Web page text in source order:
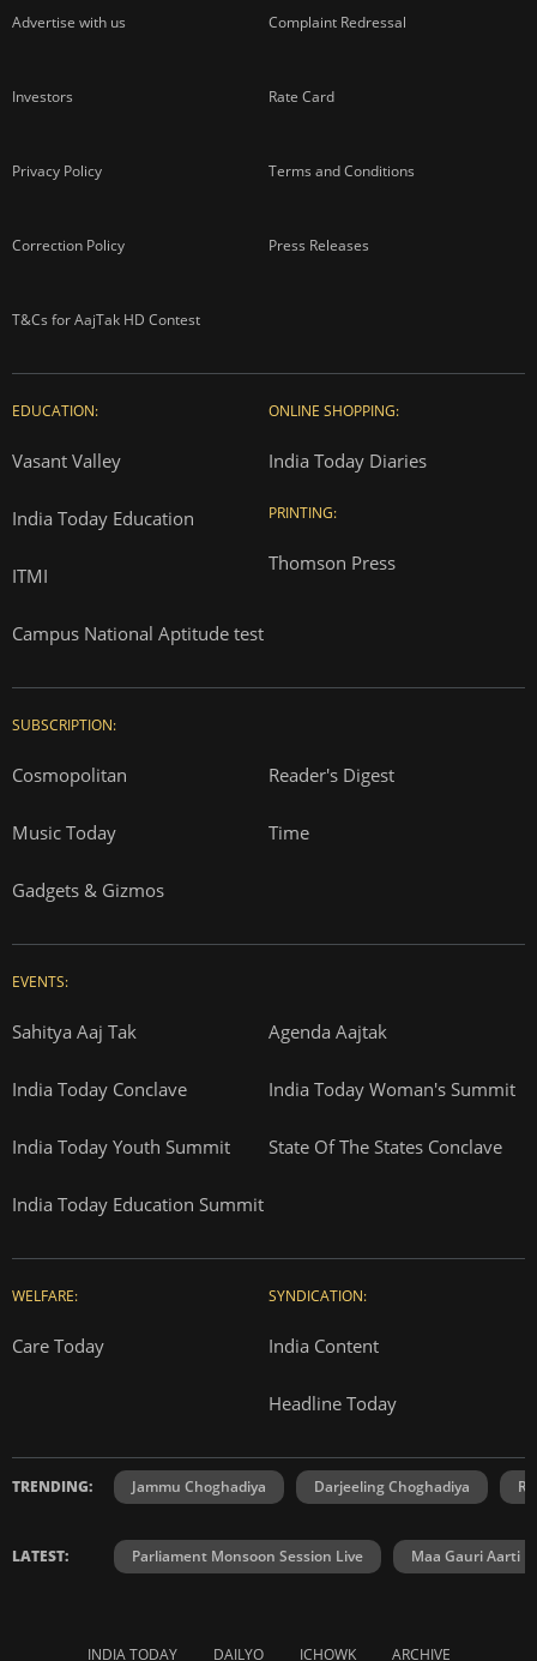
Advertise with us Complaint Redressal
Investors Rate Card
Privacy Policy Terms and Conditions
Correction Policy Press Releases
T&Cs for AajTak HD Contest
EDUCATION:
Vasant Valley
India Today Education
ITMI
Campus National Aptitude test
ONLINE SHOPPING:
India Today Diaries
PRINTING:
Thomson Press
SUBSCRIPTION:
Cosmopolitan Reader's Digest
Music Today Time
Gadgets & Gizmos
EVENTS:
Sahitya Aaj Tak Agenda Aajtak
India Today Conclave India Today Woman's Summit
India Today Youth Summit State Of The States Conclave
India Today Education Summit
WELFARE:
Care Today
SYNDICATION:
India Content
Headline Today
TRENDING: Jammu Choghadiya Darjeeling Choghadiya
LATEST: Parliament Monsoon Session Live Maa Gauri Aarti
INDIA TODAY DAILYO ICHOWK ARCHIVE